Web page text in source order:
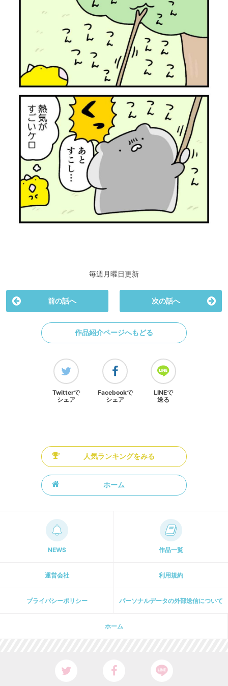
毎週月曜日更新
前の話へ 次の話へ
作品紹介ページへもどる
Twitterで
シェア
Facebookで
シェア
LINEで
送る
人気ランキングをみる
ホーム
NEWS 作品一覧
運営会社 利用規約
プライパシーポリシー パーソナルデータの外部送信について
ホーム